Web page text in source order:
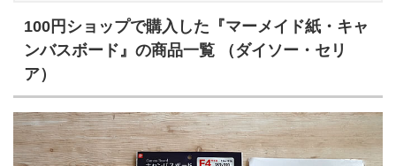
100円ショップで購入した『マーメイド紙・キャ
ンバスボード』の商品一覧 （ダイソー・セリ
ア）